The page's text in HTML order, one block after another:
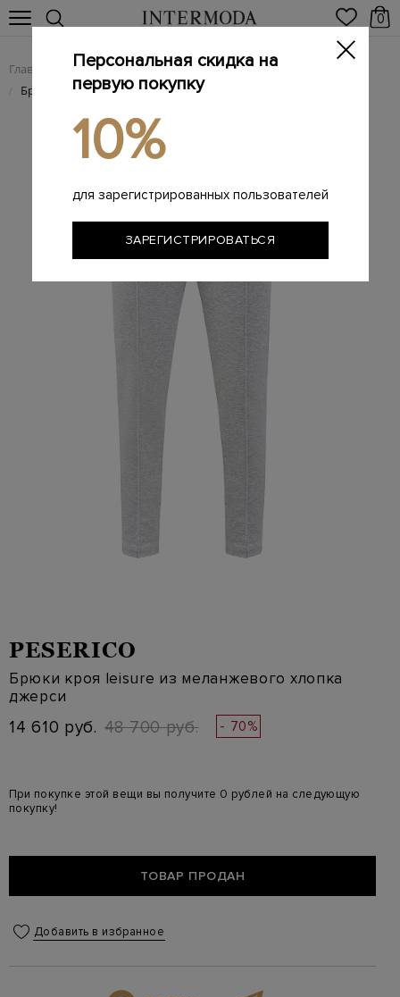
0
Главная Мужчинам / Одежда / Мужские брюки
/ Брендовые мужские брюки
PESERICO
Брюки кроя leisure из меланжевого хлопка
джерси
14 610 руб. 48 700 руб. - 70%
При покупке этой вещи вы получите 0 рублей на следующую
покупку!
ТОВАР ПРОДАН
Добавить в избранное
Персональная скидка на
первую покупку
10%
для зарегистрированных пользователей
ЗАРЕГИСТРИРОВАТЬСЯ